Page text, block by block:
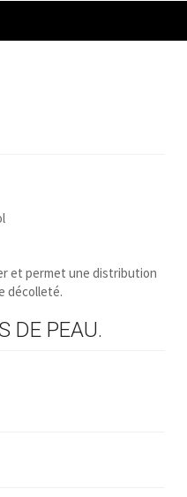
et permet une distribution
décolleté.
DE PEAU.